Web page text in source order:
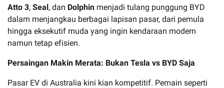
Atto 3, Seal, dan Dolphin menjadi tulang punggung BYD
dalam menjangkau berbagai lapisan pasar, dari pemula
hingga eksekutif muda yang ingin kendaraan modern
namun tetap efisien.
Persaingan Makin Merata: Bukan Tesla vs BYD Saja
Pasar EV di Australia kini kian kompetitif. Pemain seperti